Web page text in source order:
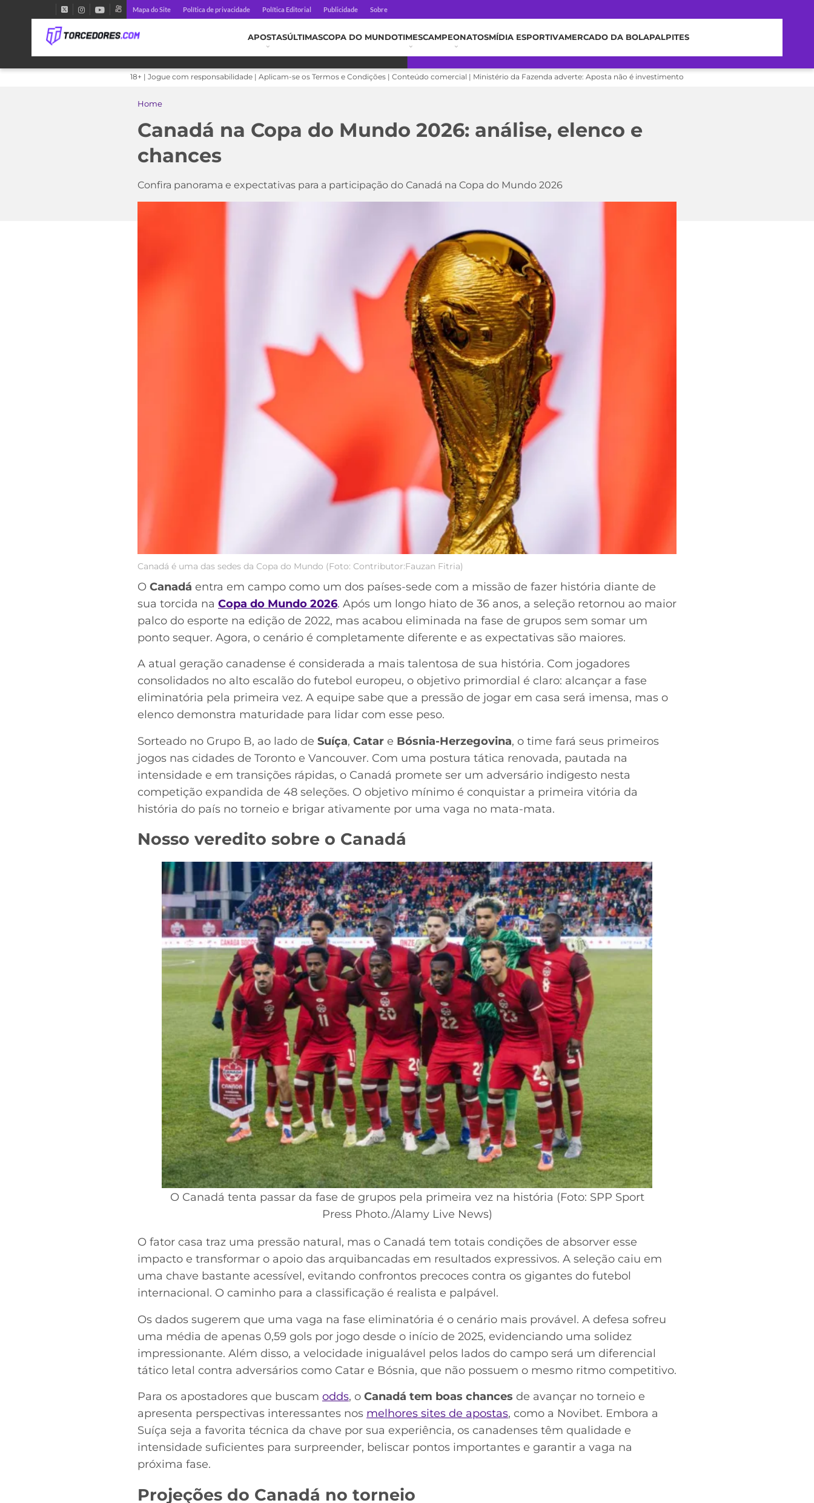
Mapa do Site Política de privacidade Política Editorial Publicidade Sobre
APOSTASÚLTIMASCOPA DO MUNDOTIMESCAMPEONATOSMÍDIA ESPORTIVAMERCADO DA BOLAPALPITES
18+ | Jogue com responsabilidade | Aplicam-se os Termos e Condições | Conteúdo comercial | Ministério da Fazenda adverte: Aposta não é investimento
Home
Canadá na Copa do Mundo 2026: análise, elenco e
chances
Confira panorama e expectativas para a participação do Canadá na Copa do Mundo 2026
Canadá é uma das sedes da Copa do Mundo (Foto: Contributor:Fauzan Fitria)
O Canadá entra em campo como um dos países-sede com a missão de fazer história diante de
sua torcida na Copa do Mundo 2026. Após um longo hiato de 36 anos, a seleção retornou ao maior
palco do esporte na edição de 2022, mas acabou eliminada na fase de grupos sem somar um
ponto sequer. Agora, o cenário é completamente diferente e as expectativas são maiores.
A atual geração canadense é considerada a mais talentosa de sua história. Com jogadores
consolidados no alto escalão do futebol europeu, o objetivo primordial é claro: alcançar a fase
eliminatória pela primeira vez. A equipe sabe que a pressão de jogar em casa será imensa, mas o
elenco demonstra maturidade para lidar com esse peso.
Sorteado no Grupo B, ao lado de Suíça, Catar e Bósnia-Herzegovina, o time fará seus primeiros
jogos nas cidades de Toronto e Vancouver. Com uma postura tática renovada, pautada na
intensidade e em transições rápidas, o Canadá promete ser um adversário indigesto nesta
competição expandida de 48 seleções. O objetivo mínimo é conquistar a primeira vitória da
história do país no torneio e brigar ativamente por uma vaga no mata-mata.
Nosso veredito sobre o Canadá
O Canadá tenta passar da fase de grupos pela primeira vez na história (Foto: SPP Sport
Press Photo./Alamy Live News)
O fator casa traz uma pressão natural, mas o Canadá tem totais condições de absorver esse
impacto e transformar o apoio das arquibancadas em resultados expressivos. A seleção caiu em
uma chave bastante acessível, evitando confrontos precoces contra os gigantes do futebol
internacional. O caminho para a classificação é realista e palpável.
Os dados sugerem que uma vaga na fase eliminatória é o cenário mais provável. A defesa sofreu
uma média de apenas 0,59 gols por jogo desde o início de 2025, evidenciando uma solidez
impressionante. Além disso, a velocidade inigualável pelos lados do campo será um diferencial
tático letal contra adversários como Catar e Bósnia, que não possuem o mesmo ritmo competitivo.
Para os apostadores que buscam odds, o Canadá tem boas chances de avançar no torneio e
apresenta perspectivas interessantes nos melhores sites de apostas, como a Novibet. Embora a
Suíça seja a favorita técnica da chave por sua experiência, os canadenses têm qualidade e
intensidade suficientes para surpreender, beliscar pontos importantes e garantir a vaga na
próxima fase.
Projeções do Canadá no torneio